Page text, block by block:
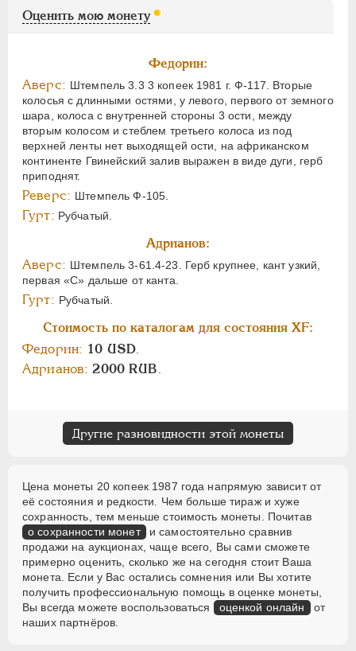
Оценить мою монету
Федорин:
Аверс: Штемпель 3.3 3 копеек 1981 г. Ф-117. Вторые
колосья с длинными остями, у левого, первого от земного
шара, колоса с внутренней стороны 3 ости, между
вторым колосом и стеблем третьего колоса из под
верхней ленты нет выходящей ости, на африканском
континенте Гвинейский залив выражен в виде дуги, герб
приподнят.
Реверс: Штемпель Ф-105.
Гурт: Рубчатый.
Адрианов:
Аверс: Штемпель 3-61.4-23. Герб крупнее, кант узкий,
первая «С» дальше от канта.
Гурт: Рубчатый.
Стоимость по каталогам для состояния XF:
Федорин: 10 USD
Адрианов: 2000 RUB
Другие разновидности этой монеты
Цена монеты 20 копеек 1987 года напрямую зависит от
её состояния и редкости. Чем больше тираж и хуже
сохранность, тем меньше стоимость монеты. Почитав
о сохранности монет и самостоятельно сравнив
продажи на аукционах, чаще всего, Вы сами сможете
примерно оценить, сколько же на сегодня стоит Ваша
монета. Если у Вас остались сомнения или Вы хотите
получить профессиональную помощь в оценке монеты,
Вы всегда можете воспользоваться
оценкой онлайн от
наших партнёров.